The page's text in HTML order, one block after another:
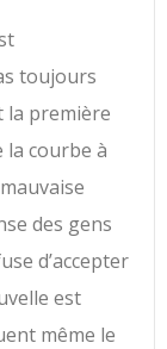
toujours
la première
la courbe à
des gens
d’accepter
est
même le